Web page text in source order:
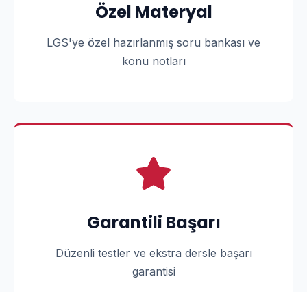
Özel Materyal
LGS'ye özel hazırlanmış soru bankası ve
konu notları
Garantili Başarı
Düzenli testler ve ekstra dersle başarı
garantisi